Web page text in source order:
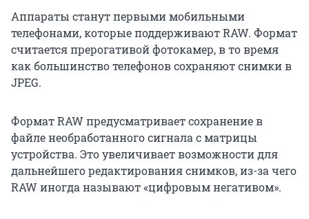
Аппараты станут первыми мобильными
телефонами, которые поддерживают RAW. Формат
считается прерогативой фотокамер, в то время
как большинство телефонов сохраняют снимки в
JPEG.
Формат RAW предусматривает сохранение в
файле необработанного сигнала с матрицы
устройства. Это увеличивает возможности для
дальнейшего редактирования снимков, из-за чего
RAW иногда называют «цифровым негативом».